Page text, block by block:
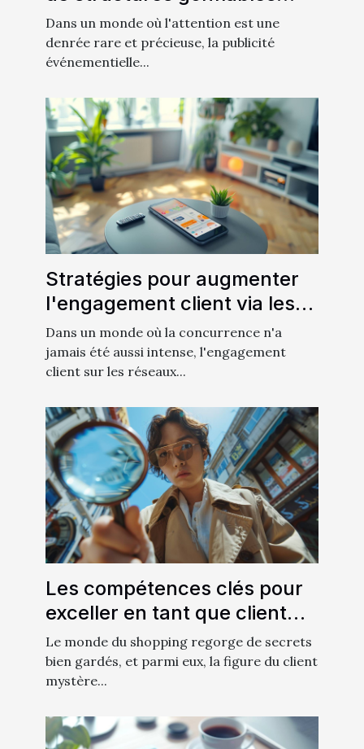
révolutionnent la publicité
événementielle
Dans un monde où l'attention est une
denrée rare et précieuse, la publicité
événementielle...
Stratégies pour augmenter
l'engagement client via les
réseaux sociaux
Dans un monde où la concurrence n'a
jamais été aussi intense, l'engagement
client sur les réseaux...
Les compétences clés pour
exceller en tant que client
mystère
Le monde du shopping regorge de secrets
bien gardés, et parmi eux, la figure du client
mystère...